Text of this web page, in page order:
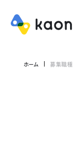
ホーム 募集職種